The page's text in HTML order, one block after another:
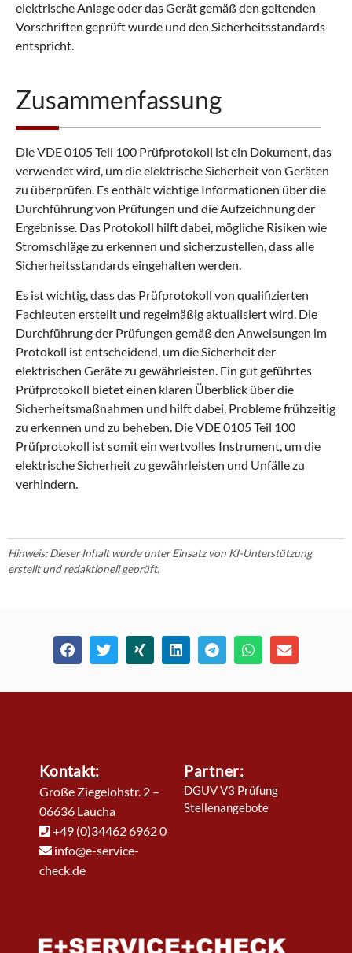
elektrische Anlage oder das Gerät gemäß den geltenden
Vorschriften geprüft wurde und den Sicherheitsstandards
entspricht.
Zusammenfassung
Die VDE 0105 Teil 100 Prüfprotokoll ist ein Dokument, das
verwendet wird, um die elektrische Sicherheit von Geräten
zu überprüfen. Es enthält wichtige Informationen über die
Durchführung von Prüfungen und die Aufzeichnung der
Ergebnisse. Das Protokoll hilft dabei, mögliche Risiken wie
Stromschläge zu erkennen und sicherzustellen, dass alle
Sicherheitsstandards eingehalten werden.
Es ist wichtig, dass das Prüfprotokoll von qualifizierten
Fachleuten erstellt und regelmäßig aktualisiert wird. Die
Durchführung der Prüfungen gemäß den Anweisungen im
Protokoll ist entscheidend, um die Sicherheit der
elektrischen Geräte zu gewährleisten. Ein gut geführtes
Prüfprotokoll bietet einen klaren Überblick über die
Sicherheitsmaßnahmen und hilft dabei, Probleme frühzeitig
zu erkennen und zu beheben. Die VDE 0105 Teil 100
Prüfprotokoll ist somit ein wertvolles Instrument, um die
elektrische Sicherheit zu gewährleisten und Unfälle zu
verhindern.
Hinweis: Dieser Inhalt wurde unter Einsatz von KI-Unterstützung
erstellt und redaktionell geprüft.
Kontakt:
Große Ziegelohstr. 2 –
06636 Laucha
+49 (0)34462 6962 0
info@e-service-
check.de
Partner:
DGUV V3 Prüfung
Stellenangebote